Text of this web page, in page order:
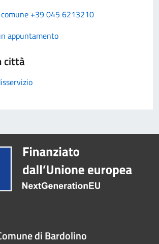
+39 045 6213210
appuntamento
città
di Bardolino